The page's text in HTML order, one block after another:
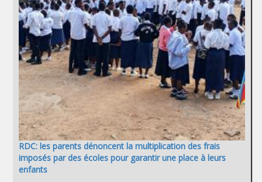
RDC: les parents dénoncent la multiplication des frais
imposés par des écoles pour garantir une place à leurs
enfants